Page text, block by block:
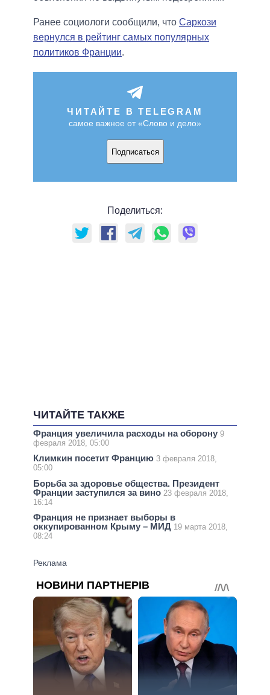
Ранее социологи сообщили, что Саркози
вернулся в рейтинг самых популярных
политиков Франции.
ЧИТАЙТЕ В TELEGRAM
самое важное от «Слово и дело»
Подписаться
Поделиться:
ЧИТАЙТЕ ТАКЖЕ
Франция увеличила расходы на оборону 9
февраля 2018, 05:00
Климкин посетит Францию 3 февраля 2018,
05:00
Борьба за здоровье общества. Президент
Франции заступился за вино 23 февраля 2018,
16:14
Франция не признает выборы в
оккупированном Крыму – МИД 19 марта 2018,
08:24